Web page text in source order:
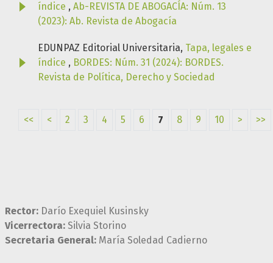
índice , Ab-REVISTA DE ABOGACÍA: Núm. 13
(2023): Ab. Revista de Abogacía
EDUNPAZ Editorial Universitaria, Tapa, legales e
índice , BORDES: Núm. 31 (2024): BORDES.
Revista de Política, Derecho y Sociedad
<< < 2 3 4 5 6 7 8 9 10 > >>
Rector: Darío Exequiel Kusinsky
Vicerrectora: Silvia Storino
Secretaria General: María Soledad Cadierno